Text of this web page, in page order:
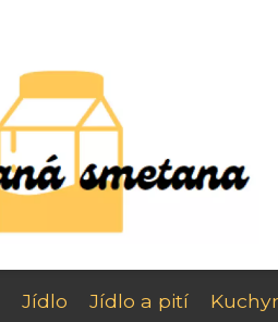
Jídlo Jídlo a pití